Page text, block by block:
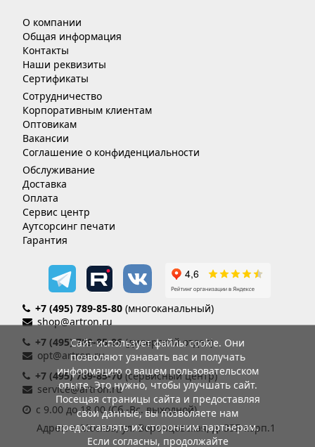
О компании
Общая информация
Контакты
Наши реквизиты
Сертификаты
Сотрудничество
Корпоративным клиентам
Оптовикам
Вакансии
Соглашение о конфиденциальности
Обслуживание
Доставка
Оплата
Сервис центр
Аутсорсинг печати
Гарантия
+7 (495) 789-85-80 (многоканальный)
shop@artron.ru
+7 (495) 789-85-86(дилерский отдел)
opt@artron.ru
+7 (495) 789-85-70 (сервисный центр)
service@artron.ru
с 9.00 до 18.00 (Сб.-Вс. выходной)
Адрес: г. Москва, ул. Воронцовская, д. 35Б корп.1
Сайт использует файлы cookie. Они
позволяют узнавать вас и получать
информацию о вашем пользовательском
опыте. Это нужно, чтобы улучшать сайт.
Посещая страницы сайта и предоставляя
свои данные, вы позволяете нам
предоставлять их сторонним партнерам.
Если согласны, продолжайте